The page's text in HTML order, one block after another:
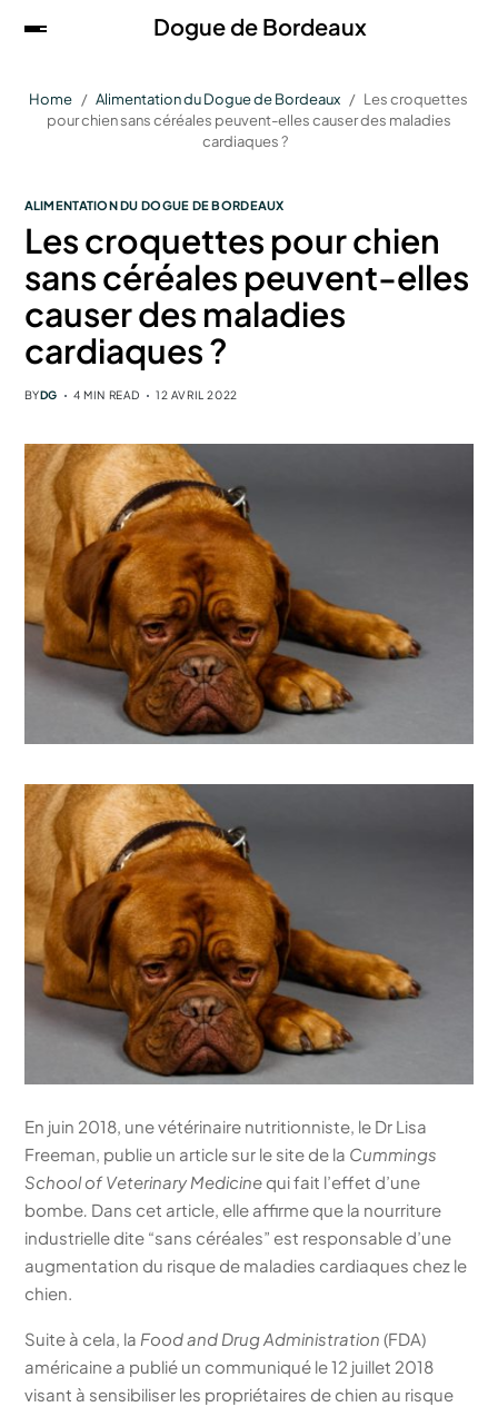
Dogue de Bordeaux
Home Alimentation du Dogue de Bordeaux
Les croquettes
pour chien sans céréales peuvent-elles causer des maladies
cardiaques ?
ALIMENTATION DU DOGUE DE BORDEAUX
Les croquettes pour chien
sans céréales peuvent-elles
causer des maladies
cardiaques ?
BYDG 4 MIN READ 12 AVRIL 2022
En juin 2018, une vétérinaire nutritionniste, le Dr Lisa
Freeman, publie un article sur le site de la Cummings
School of Veterinary Medicine qui fait l’effet d’une
bombe. Dans cet article, elle affirme que la nourriture
industrielle dite “sans céréales” est responsable d’une
augmentation du risque de maladies cardiaques chez le
chien.
Suite à cela, la Food and Drug Administration (FDA)
américaine a publié un communiqué le 12 juillet 2018
visant à sensibiliser les propriétaires de chien au risque